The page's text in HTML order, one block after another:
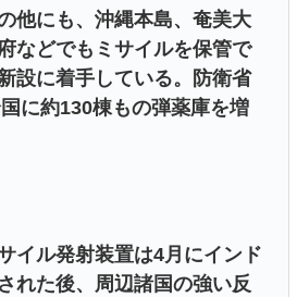
他にも、沖縄本島、奄美大
などでもミサイルを保管で
設に着手している。防衛省
に約130棟もの弾薬庫を増
イル発射装置は4月にインド
れた後、周辺諸国の強い反